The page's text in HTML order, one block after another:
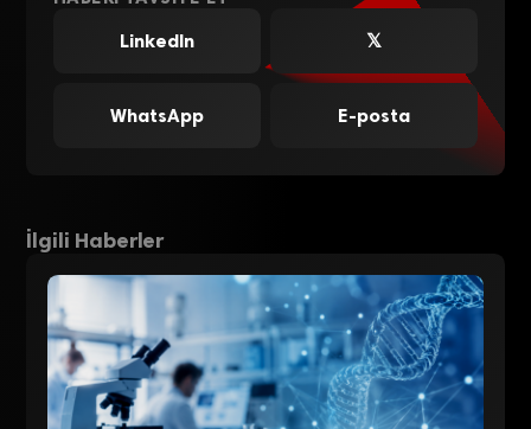
LinkedIn
𝕏
WhatsApp E-posta
İlgili Haberler